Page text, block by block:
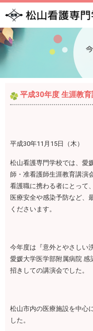
平成30年度 生涯教
平成30年11月15日（木）
松山看護専門学校では、愛
師・准看護師生涯教育講演
看護職に携わる者にとって
医療安全や感染予防など、
くださいます。
今年度は『意外とやさしい
愛媛大学医学部附属病院 感
招きしての講演会でした。
松山市内の医療施設を中心
した。